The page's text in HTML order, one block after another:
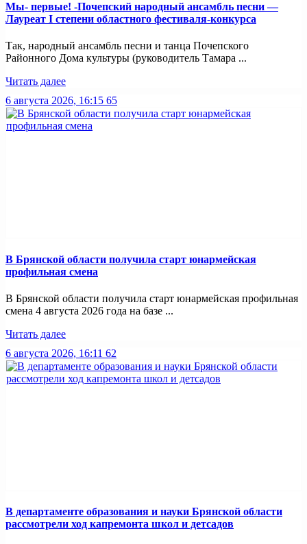
Мы- первые! -Почепский народный ансамбль песни —
Лауреат I степени областного фестиваля-конкурса
Так, народный ансамбль песни и танца Почепского
Районного Дома культуры (руководитель Тамара ...
Читать далее
6 августа 2026, 16:15 65
В Брянской области получила старт юнармейская
профильная смена
В Брянской области получила старт юнармейская профильная
смена 4 августа 2026 года на базе ...
Читать далее
6 августа 2026, 16:11 62
В департаменте образования и науки Брянской области
рассмотрели ход капремонта школ и детсадов